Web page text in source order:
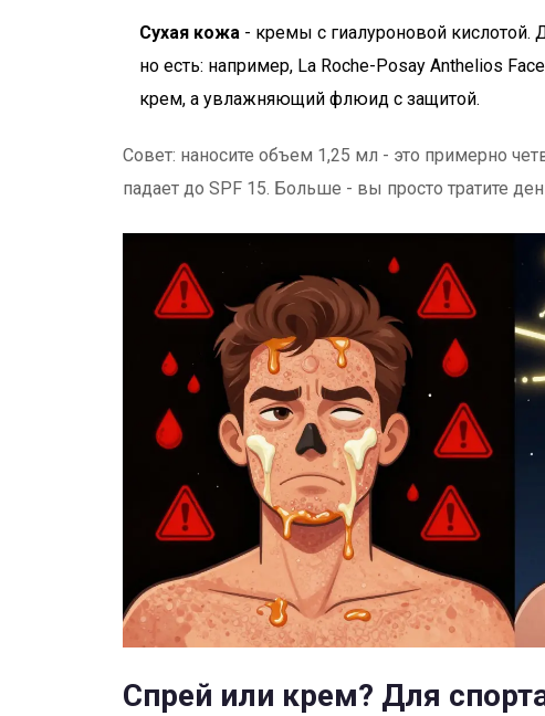
Сухая кожа - кремы с гиалуроновой кислотой.
но есть: например, La Roche-Posay Anthelios
крем, а увлажняющий флюид с защитой.
Совет: наносите объем 1,25 мл - это примерно
падает до SPF 15. Больше - вы просто тратите
Спрей или крем? Для